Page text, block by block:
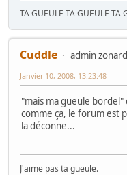
TA GUEULE TA GUEULE TA
Cuddle
admin zonard
Janvier 10, 2008, 13:23:48
"mais ma gueule
comme ça, le forum est
la déconne...
J'aime pas ta gueule.